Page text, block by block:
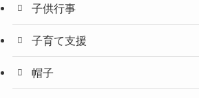
子供行事
子育て支援
帽子